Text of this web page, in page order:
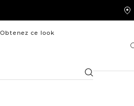
Obtenez ce look
Chercher